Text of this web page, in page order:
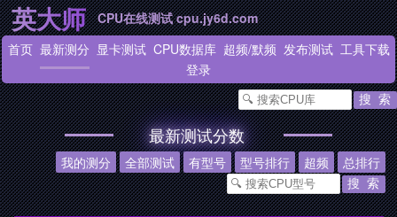
英大师
CPU在线测试 cpu.jy6d.com
首页 最新测分 显卡测试 CPU数据库 超频/默频 发布测试 工具下载
登录
最新测试分数
我的测分 全部测试 有型号 型号排行 超频 总排行